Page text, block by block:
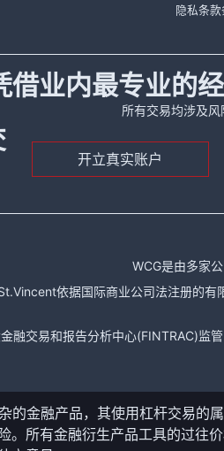
隐私条款
借业内最专业的
所有交易均涉及风
开立真实账户
WCG是由多家
依据国际商业公司法注册的
融交易和报告分析中心(FINTRAC)
的金融产品，其使用杠杆交易
。所有金融衍生产品工具的过往